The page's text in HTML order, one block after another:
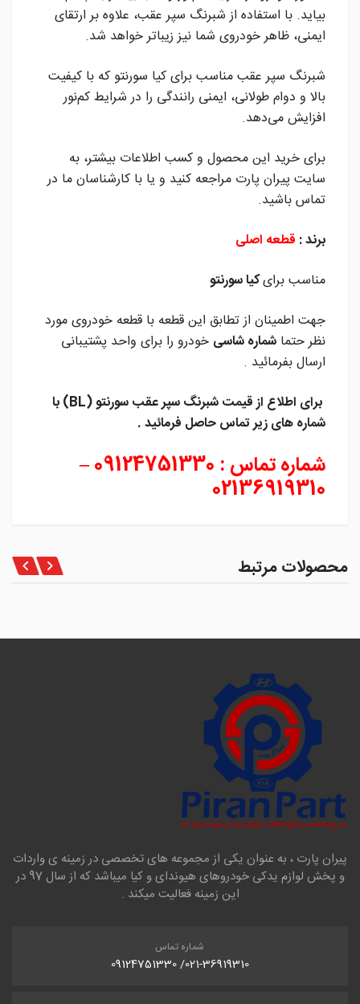
بیاید. با استفاده از شبرنگ سپر عقب، علاوه بر ارتقای
ایمنی، ظاهر خودروی شما نیز زیباتر خواهد شد.
شبرنگ سپر عقب مناسب برای کیا سورنتو که با کیفیت
بالا و دوام طولانی، ایمنی رانندگی را در شرایط کم‌نور
افزایش می‌دهد.
برای خرید این محصول و کسب اطلاعات بیشتر، به
سایت پیران پارت مراجعه کنید و یا با کارشناسان ما در
تماس باشید.
برند : قطعه اصلی
مناسب برایکیا سورنتو
جهت اطمینان از تطابق این قطعه با قطعه خودروی مورد
نظر حتما شماره شاسی خودرو را برای واحد پشتیبانی
ارسال بفرمائید .
برای اطلاع از قیمت شبرنگ سپر عقب سورنتو (BL)
با
شماره های زیر تماس حاصل فرمائید .
شماره تماس : 09124751330 –
02136919310
محصولات مرتبط
پیران پارت ، به عنوان یکی از مجموعه های تخصصی در زمینه ی واردات
و پخش لوازم یدکی خودروهای هیوندای و کیا میباشد که از سال 97 در
این زمینه فعالیت میکند .
شماره تماس
021-36919310/ 09124751330